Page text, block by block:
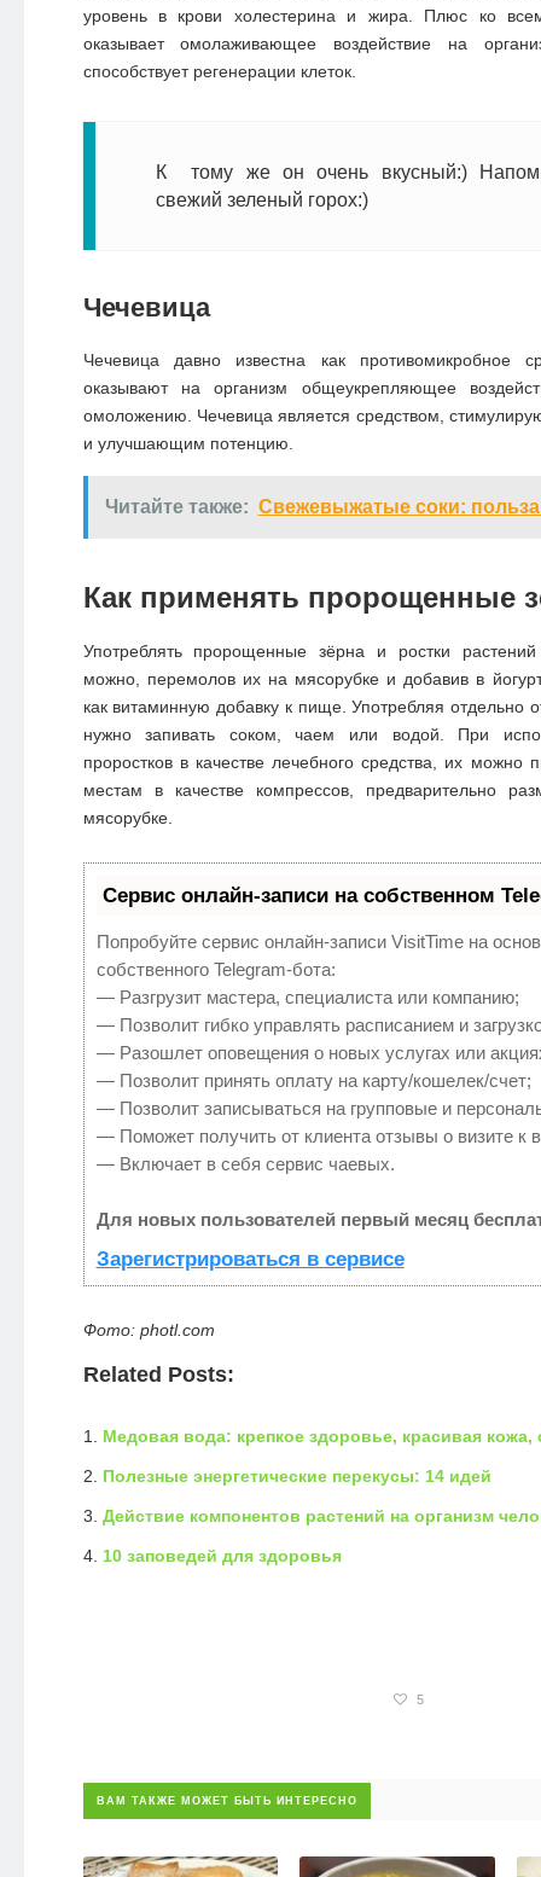
уровень в крови холестерина и жира. Плюс ко
оказывает омолаживающее воздействие на
способствует регенерации клеток.
К тому же он очень вкусный:)
свежий зеленый горох:)
Чечевица
Чечевица давно известна как противомикробное
оказывают на организм общеукрепляющее
омоложению. Чечевица является средством,
и улучшающим потенцию.
Читайте также: Свежевыжатые соки:
Как применять пророщенные
Употреблять пророщенные зёрна и ростки
можно, перемолов их на мясорубке и добавив в
как витаминную добавку к пище. Употребляя отдельно
нужно запивать соком, чаем или водой. При
проростков в качестве лечебного средства, их можно
местам в качестве компрессов, предварительно
мясорубке.
Сервис онлайн-записи на собственном
Попробуйте сервис онлайн-записи VisitTime на
собственного Telegram-бота:
— Разгрузит мастера, специалиста или компанию;
— Позволит гибко управлять расписанием и
— Разошлет оповещения о новых услугах или
— Позволит принять оплату на карту/кошелек/счет;
— Позволит записываться на групповые и
— Поможет получить от клиента отзывы о визите к
— Включает в себя сервис чаевых.
Для новых пользователей первый месяц
Зарегистрироваться в сервисе
Фото: photl.com
Related Posts:
Медовая вода: крепкое здоровье, красивая кожа,
Полезные энергетические перекусы: 14 идей
Действие компонентов растений на организм
10 заповедей для здоровья
5
ВАМ ТАКЖЕ МОЖЕТ БЫТЬ ИНТЕРЕСНО